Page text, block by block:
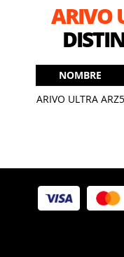
ARIVO
NOMBRE
ARIVO ULTRA ARZ5